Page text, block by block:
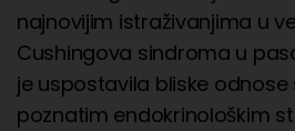
najnovijim istraživanjima u
Cushingova sindroma u
je uspostavila bliske odnose
poznatim endokrinološkim